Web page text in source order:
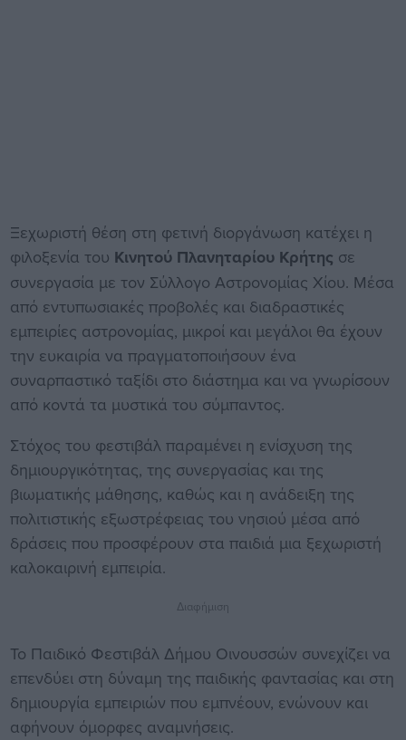
Ξεχωριστή θέση στη φετινή διοργάνωση κατέχει η
φιλοξενία του Κινητού Πλανηταρίου Κρήτης σε
συνεργασία με τον Σύλλογο Αστρονομίας Χίου. Μέσα
από εντυπωσιακές προβολές και διαδραστικές
εμπειρίες αστρονομίας, μικροί και μεγάλοι θα έχουν
την ευκαιρία να πραγματοποιήσουν ένα
συναρπαστικό ταξίδι στο διάστημα και να γνωρίσουν
από κοντά τα μυστικά του σύμπαντος.
Στόχος του φεστιβάλ παραμένει η ενίσχυση της
δημιουργικότητας, της συνεργασίας και της
βιωματικής μάθησης, καθώς και η ανάδειξη της
πολιτιστικής εξωστρέφειας του νησιού μέσα από
δράσεις που προσφέρουν στα παιδιά μια ξεχωριστή
καλοκαιρινή εμπειρία.
Διαφήμιση
Το Παιδικό Φεστιβάλ Δήμου Οινουσσών συνεχίζει να
επενδύει στη δύναμη της παιδικής φαντασίας και στη
δημιουργία εμπειριών που εμπνέουν, ενώνουν και
αφήνουν όμορφες αναμνήσεις.